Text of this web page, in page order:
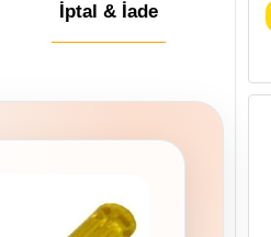
İptal & İade